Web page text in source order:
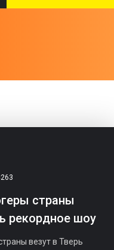
страны
рекордное шоу
везут в Тверь